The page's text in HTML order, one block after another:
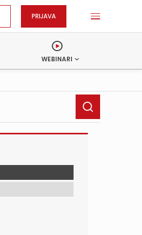
PRIJAVA
WEBINARI